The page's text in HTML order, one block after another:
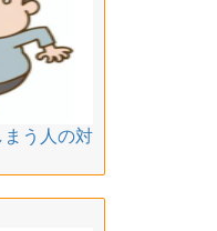
う人の対